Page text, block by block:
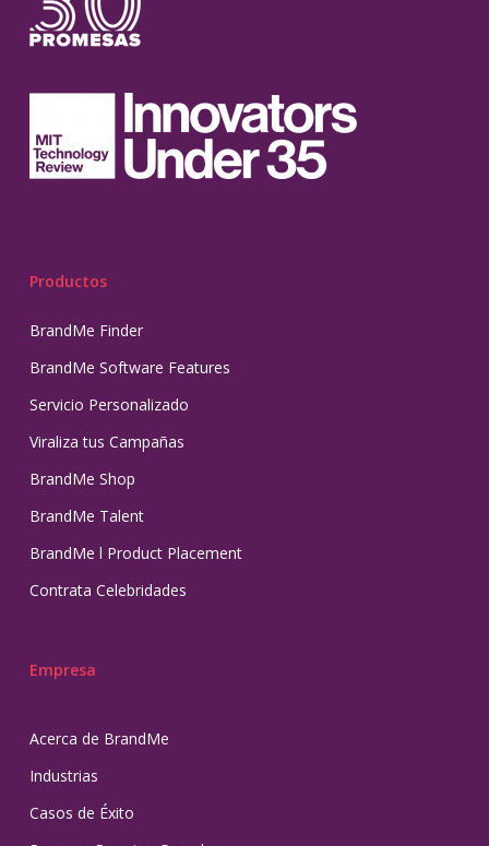
Productos
BrandMe Finder
BrandMe Software Features
Servicio Personalizado
Viraliza tus Campañas
BrandMe Shop
BrandMe Talent
BrandMe l Product Placement
Contrata Celebridades
Empresa
Acerca de BrandMe
Industrias
Casos de Éxito